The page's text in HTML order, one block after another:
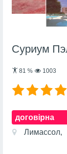
Суриум
81 % 1003
договірна
Лимассол,